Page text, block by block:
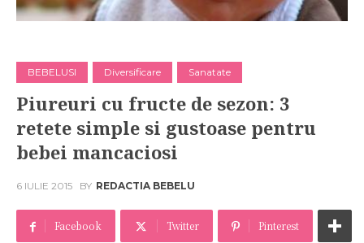
BEBELUSI Diversificare Sanatate
Piureuri cu fructe de sezon: 3
retete simple si gustoase pentru
bebei mancaciosi
6 IULIE 2015 BY REDACTIA BEBELU
Facebook Twitter Pinterest